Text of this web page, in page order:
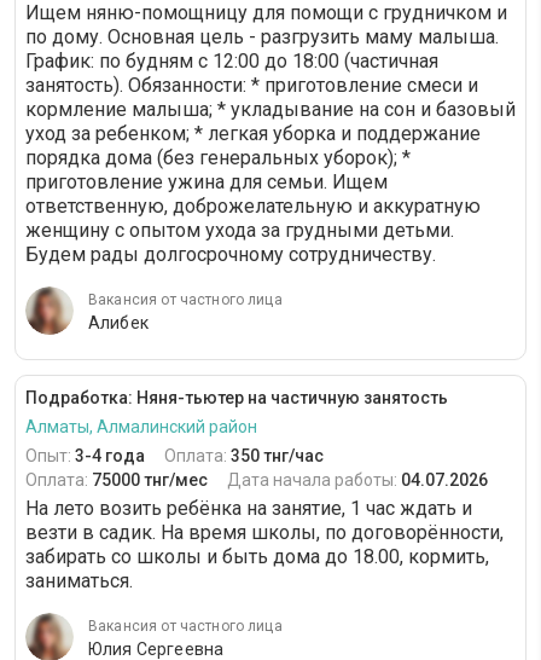
Ищем няню-помощницу для помощи с грудничком и
по дому. Основная цель - разгрузить маму малыша.
График: по будням с 12:00 до 18:00 (частичная
занятость). Обязанности: * приготовление смеси и
кормление малыша; * укладывание на сон и базовый
уход за ребенком; * легкая уборка и поддержание
порядка дома (без генеральных уборок); *
приготовление ужина для семьи. Ищем
ответственную, доброжелательную и аккуратную
женщину с опытом ухода за грудными детьми.
Будем рады долгосрочному сотрудничеству.
Вакансия от частного лица
Алибек
Подработка: Няня-тьютер на частичную занятость
Алматы, Алмалинский район
Опыт: 3-4 года Оплата: 350 тнг/час
Оплата: 75000 тнг/мес Дата начала работы: 04.07.2026
На лето возить ребёнка на занятие, 1 час ждать и
везти в садик. На время школы, по договорённости,
забирать со школы и быть дома до 18.00, кормить,
заниматься.
Вакансия от частного лица
Юлия Сергеевна